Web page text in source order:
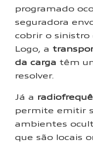
programado
seguradora
cobrir o sinistro
Logo, a
da carga têm
resolver.
Já a
permite emitir
ambientes
que são locais